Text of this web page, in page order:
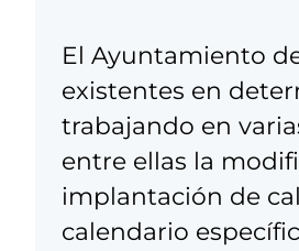
El Ayuntamiento
existentes en
trabajando en
entre ellas la
implantación de
calendario